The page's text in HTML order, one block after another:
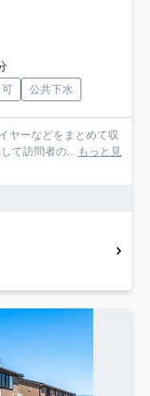
公共下水
ヤーなどをまとめて収
て訪問者の... もっと見